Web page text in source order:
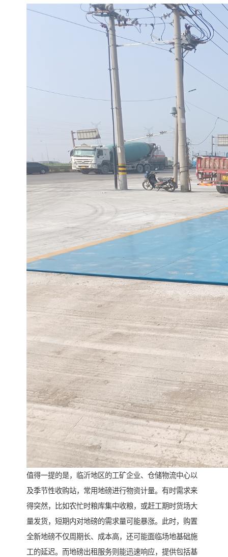
值得一提的是，临沂地区的工矿企业、仓储物流中心以
及季节性收购站，常用地磅进行物资计量。有时需求来
得突然，比如农忙时粮库集中收粮，或赶工期时货场大
量发货，短期内对地磅的需求量可能暴涨。此时，购置
全新地磅不仅周期长、成本高，还可能面临场地基础施
工的延迟。而地磅出租服务则能迅速响应，提供包括基